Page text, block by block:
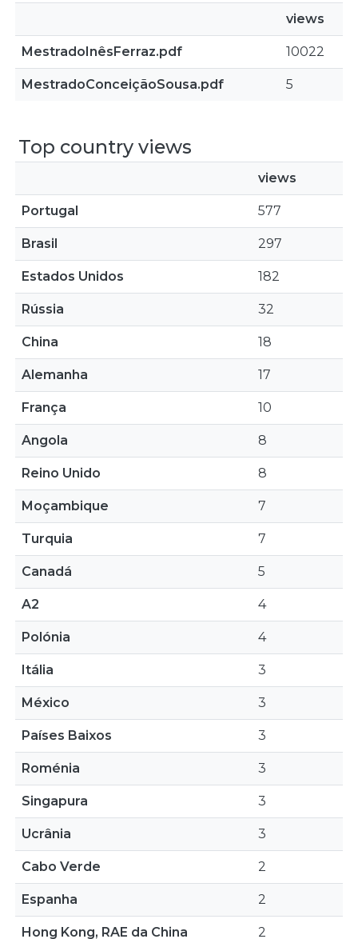
views
MestradoInêsFerraz.pdf 10022
MestradoConceiçãoSousa.pdf 5
Top country views
views
Portugal 577
Brasil 297
Estados Unidos 182
Rússia 32
China 18
Alemanha 17
França 10
Angola 8
Reino Unido 8
Moçambique 7
Turquia 7
Canadá 5
A2 4
Polónia 4
Itália 3
México 3
Países Baixos 3
Roménia 3
Singapura 3
Ucrânia 3
Cabo Verde 2
Espanha 2
Hong Kong, RAE da China 2